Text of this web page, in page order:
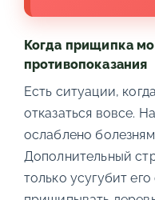
Когда прищипка
противопоказания
Есть ситуации,
отказаться вовсе.
ослаблено
Дополнительный
только усугубит